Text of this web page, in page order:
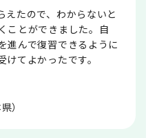
）
えたので、わからないと
ことができました。自
進んで復習できるように
けてよかったです。